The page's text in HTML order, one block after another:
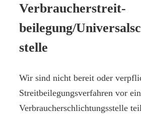
Verbraucher­streit­
beilegung/
stelle
Wir sind nicht bereit oder
Streitbeilegungsverfahren vor
Verbraucherschlichtungsstelle